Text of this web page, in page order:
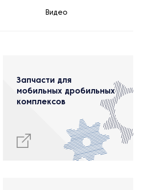
Видео
Запчасти для
мобильных дробильных
комплексов